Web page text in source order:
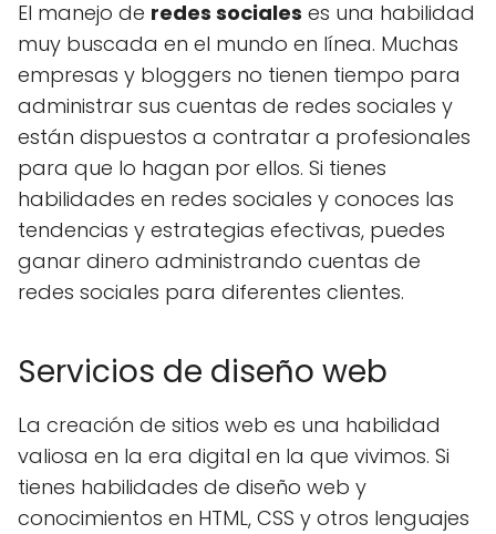
El manejo de redes sociales es una habilidad
muy buscada en el mundo en línea. Muchas
empresas y bloggers no tienen tiempo para
administrar sus cuentas de redes sociales y
están dispuestos a contratar a profesionales
para que lo hagan por ellos. Si tienes
habilidades en redes sociales y conoces las
tendencias y estrategias efectivas, puedes
ganar dinero administrando cuentas de
redes sociales para diferentes clientes.
Servicios de diseño web
La creación de sitios web es una habilidad
valiosa en la era digital en la que vivimos. Si
tienes habilidades de diseño web y
conocimientos en HTML, CSS y otros lenguajes